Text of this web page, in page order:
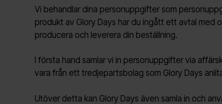
Vi behandlar dina personuppgifter som
produkt av Glory Days har du ingått ett avtal med
producera och leverera din beställning.
I första hand samlar vi in personuppgifter via
vara från ett tredjepartsbolag som Glory Days
Utöver detta kan Glory Days även samla in och